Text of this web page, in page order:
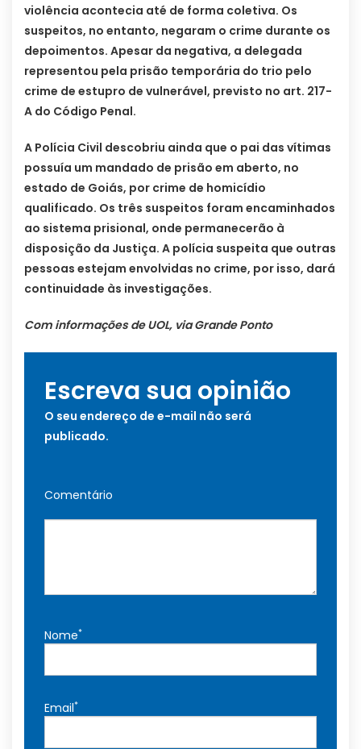
violência acontecia até de forma coletiva. Os
suspeitos, no entanto, negaram o crime durante os
depoimentos. Apesar da negativa, a delegada
representou pela prisão temporária do trio pelo
crime de estupro de vulnerável, previsto no art. 217-
A do Código Penal.
A Polícia Civil descobriu ainda que o pai das vítimas
possuía um mandado de prisão em aberto, no
estado de Goiás, por crime de homicídio
qualificado. Os três suspeitos foram encaminhados
ao sistema prisional, onde permanecerão à
disposição da Justiça. A polícia suspeita que outras
pessoas estejam envolvidas no crime, por isso, dará
continuidade às investigações.
Com informações de UOL, via Grande Ponto
Escreva sua opinião
O seu endereço de e-mail não será
publicado.
Comentário
Nome*
Email*